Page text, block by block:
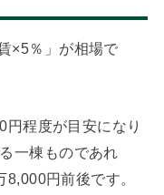
×5％」が相場で
程度が目安になり
一棟ものであれ
円前後です。